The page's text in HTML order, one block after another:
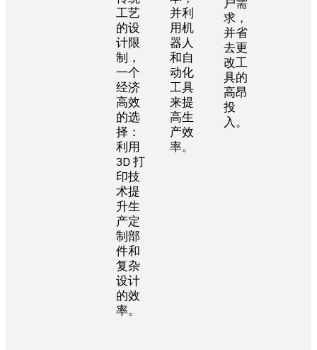
工艺
的设
计限
制，
一个
经济
高效
的选
择：
利用
3D 打
印技
术提
升生
产定
制部
件和
复杂
设计
的效
率。
并利
用机
器人
和自
动化
工具
来提
高生
产效
率。
求，
并省
去更
改工
具的
高昂
投
入。